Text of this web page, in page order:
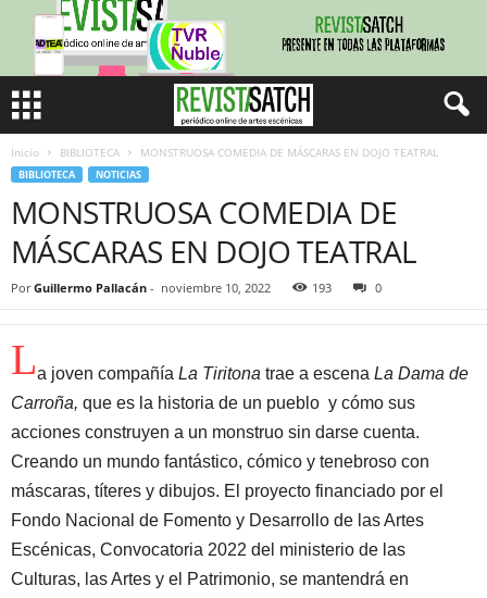
Inicio BIBLIOTECA MONSTRUOSA COMEDIA DE MÁSCARAS EN DOJO TEATRAL
BIBLIOTECA NOTICIAS
MONSTRUOSA COMEDIA DE
MÁSCARAS EN DOJO TEATRAL
Por Guillermo Pallacán - noviembre 10, 2022 193 0
La joven compañía La Tiritona trae a escena La Dama de
Carroña, que es la historia de un pueblo y cómo sus
acciones construyen a un monstruo sin darse cuenta.
Creando un mundo fantástico, cómico y tenebroso con
máscaras, títeres y dibujos. El proyecto financiado por el
Fondo Nacional de Fomento y Desarrollo de las Artes
Escénicas, Convocatoria 2022 del ministerio de las
Culturas, las Artes y el Patrimonio, se mantendrá en